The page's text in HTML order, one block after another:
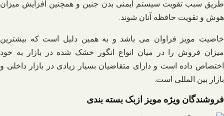
طریق سبب تقویت سیستم ایمنی بدن جنین و همچنین افزایش میزان
هوش و تقویت حافظه آنان شوند.
خاصیت مویز فراوان می‌ باشد و به همین دلیل است که بیشترین
میزان فروش را در میان انواع انگور خشک شده در بازار به خود
اختصاص داده است و دارای متقاضیان بسیار زیادی در بازار داخلی و
بازار بین المللی است.
فروشندگان ویژه مویز ازبک بسته بندی